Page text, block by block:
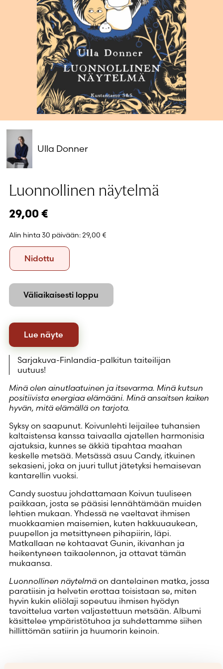
Salasana unohtunut?
Eikö sinulla ole tiliä?
Luo uusi tili
Ulla Donner
Luonnollinen näytelmä
29,00 €
Alin hinta 30 päivään:29,00 €
Formaatti
Nidottu
Väliaikaisesti loppu
Lue näyte
Sarjakuva-Finlandia-palkitun taiteilijan
uutuus!
Minä olen ainutlaatuinen ja itsevarma. Minä kutsun
positiivista energiaa elämääni. Minä ansaitsen kaiken
hyvän, mitä elämällä on tarjota.
Syksy on saapunut. Koivunlehti leijailee tuhansien
kaltaistensa kanssa taivaalla ajatellen harmonisia
ajatuksia, kunnes se äkkiä tipahtaa maahan
keskelle metsää. Metsässä asuu Candy, itkuinen
sekasieni, joka on juuri tullut jätetyksi hemaisevan
kantarellin vuoksi.
Candy suostuu johdattamaan Koivun tuuliseen
paikkaan, josta se pääsisi lennähtämään muiden
lehtien mukaan. Yhdessä ne vaeltavat ihmisen
muokkaamien maisemien, kuten hakkuuaukean,
puupellon ja metsittyneen pihapiirin, läpi.
Matkallaan ne kohtaavat Gunin, ikivanhan ja
heikentyneen taikaolennon, ja ottavat tämän
mukaansa.
Luonnollinen näytelmä on dantelainen matka, jossa
paratiisin ja helvetin erottaa toisistaan se, miten
hyvin kukin eliölaji sopeutuu ihmisen hyödyn
tavoittelua varten valjastettuun metsään. Albumi
käsittelee ympäristötuhoa ja suhdettamme siihen
hillittömän satiirin ja huumorin keinoin.